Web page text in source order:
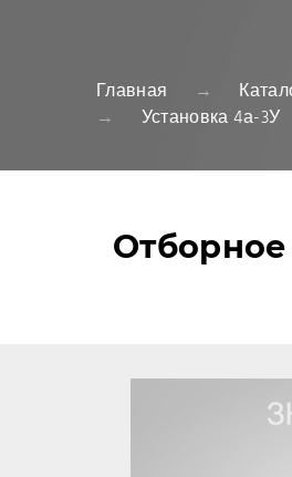
Главная
Установка 4а-3У
Отборное